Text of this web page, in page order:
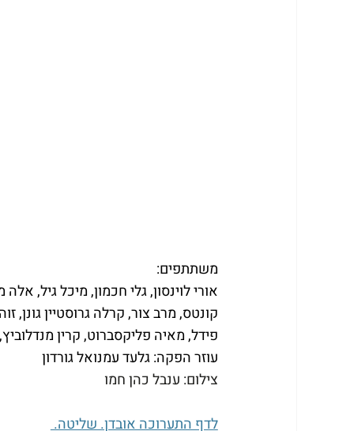
משתתפים:
אורי לוינסון, גלי חכמון, מיכל גיל,
קונטס, מרב צור, קרלה גרוסטיין גונן,
פידל, מאיה פליקסברוט, קרין
עוזר הפקה: גלעד עמנואל גורדון
צילום: ענבל כהן חמו
לדף התערוכה אובדן. שליטה.